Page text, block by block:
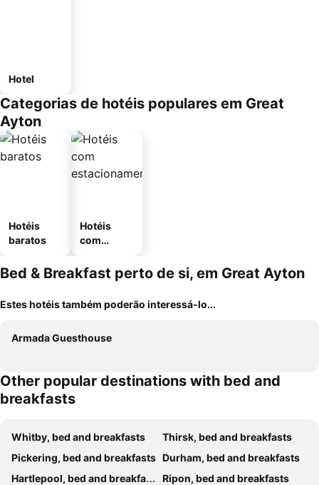
Hotel
Categorias de hotéis populares em Great
Ayton
Hotéis
baratos
Hotéis
com
mento
Bed & Breakfast perto de si, em Great Ayton
Estes hotéis também poderão interessá-lo...
Armada Guesthouse
Other popular destinations with bed and
breakfasts
Whitby, bed and breakfasts
Thirsk, bed and breakfasts
Pickering, bed and breakfasts Durham, bed and breakfasts
Hartlepool, bed and breakfasts
Ripon, bed and breakfasts